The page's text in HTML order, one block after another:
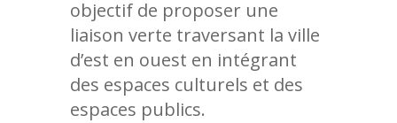
objectif de proposer une
liaison verte traversant la ville
d’est en ouest en intégrant
des espaces culturels et des
espaces publics.